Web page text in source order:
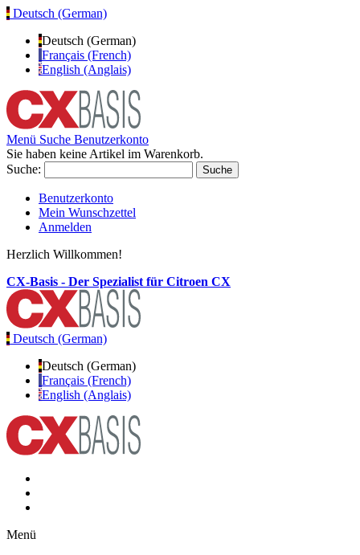
Deutsch (German)
Deutsch (German)
Français (French)
English (Anglais)
Menü Suche Benutzerkonto
Sie haben keine Artikel im Warenkorb.
Suche:
Suche
Benutzerkonto
Mein Wunschzettel
Anmelden
Herzlich Willkommen!
CX-Basis - Der Spezialist für Citroen CX
Deutsch (German)
Deutsch (German)
Français (French)
English (Anglais)
Menü